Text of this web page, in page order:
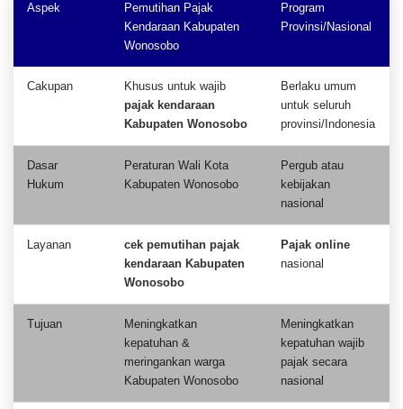
Aspek
Pemutihan Pajak
Kendaraan Kabupaten
Wonosobo
Program
Provinsi/Nasional
Cakupan
Khusus untuk wajib
pajak kendaraan
Kabupaten Wonosobo
Berlaku umum
untuk seluruh
provinsi/Indonesia
Dasar
Hukum
Peraturan Wali Kota
Kabupaten Wonosobo
Pergub atau
kebijakan
nasional
Layanan
cek pemutihan pajak
kendaraan Kabupaten
Wonosobo
Pajak online
nasional
Tujuan
Meningkatkan
kepatuhan &
meringankan warga
Kabupaten Wonosobo
Meningkatkan
kepatuhan wajib
pajak secara
nasional